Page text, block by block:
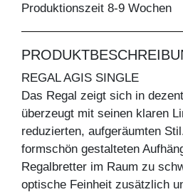
Produktionszeit 8-9 Wochen
REGAL AGIS SINGLE
Das Regal zeigt sich in
überzeugt mit seinen klaren
reduzierten, aufgeräumten
formschön gestalteten
Regalbretter im Raum zu
optische Feinheit zusätzlich